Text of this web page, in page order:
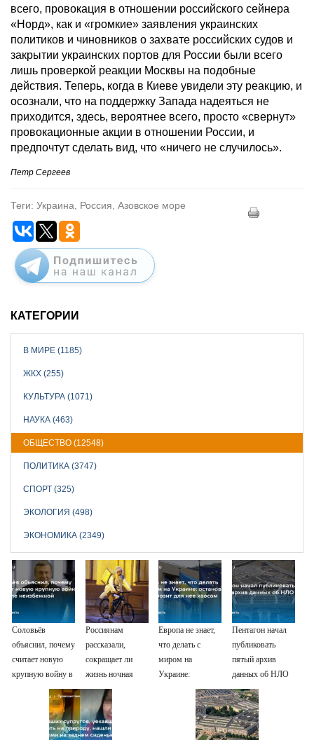
всего, провокация в отношении российского сейнера
«Норд», как и «громкие» заявления украинских
политиков и чиновников о захвате российских судов и
закрытии украинских портов для России были всего
лишь проверкой реакции Москвы на подобные
действия. Теперь, когда в Киеве увидели эту реакцию, и
осознали, что на поддержку Запада надеяться не
приходится, здесь, вероятнее всего, просто «свернут»
провокационные акции в отношении России, и
предпочтут сделать вид, что «ничего не случилось».
Петр Сергеев
Теги: Украина, Россия, Азовское море
КАТЕГОРИИ
В МИРЕ (1185)
ЖКХ (255)
КУЛЬТУРА (1071)
НАУКА (463)
ОБЩЕСТВО (12548)
ПОЛИТИКА (3747)
СПОРТ (325)
ЭКОЛОГИЯ (498)
ЭКОНОМИКА (2349)
Соловьёв
объяснил, почему
считает новую
крупную войну в
неизбежной
Россиянам
рассказали,
сокращает ли
жизнь ночная
работа
Европа не знает,
что делать с
миром на
Украине:
остановка боев
грозит для нее
Пентагон начал
публиковать
пятый архив
данных об НЛО